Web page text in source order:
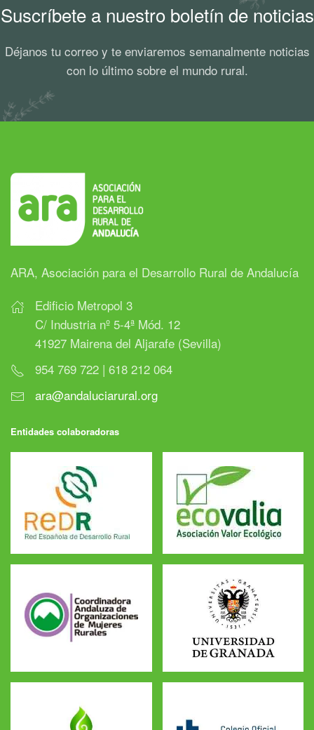
Suscríbete a nuestro boletín de noticias
Déjanos tu correo y te enviaremos semanalmente noticias
con lo último sobre el mundo rural.
ARA, Asociación para el Desarrollo Rural de Andalucía
Edificio Metropol 3
C/ Industria nº 5-4ª Mód. 12
41927 Mairena del Aljarafe (Sevilla)
954 769 722 | 618 212 064
ara@andaluciarural.org
Entidades colaboradoras